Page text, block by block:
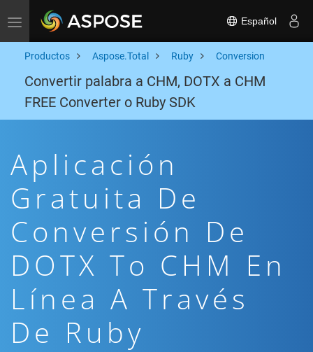
Toggle navigation Español
Productos Aspose.Total Ruby Conversion
Convertir palabra a CHM, DOTX a CHM
FREE Converter o Ruby SDK
Aplicación
Gratuita De
Conversión De
DOTX To CHM En
Línea A Través
De Ruby